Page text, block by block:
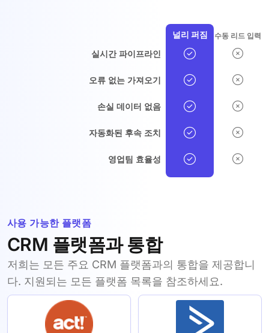
널리 퍼짐 수동 리드 입력
실시간 파이프라인
오류 없는 가져오기
손실 데이터 없음
자동화된 후속 조치
영업팀 효율성
사용 가능한 플랫폼
CRM 플랫폼과 통합
저희는 모든 주요 CRM 플랫폼과의 통합을 제공합니
다. 지원되는 모든 플랫폼 목록을 참조하세요.